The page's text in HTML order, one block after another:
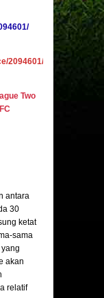
2094601/v2/
Two
antara
30
ketat
sama
akan
relatif